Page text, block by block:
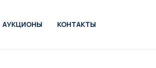
АУКЦИОНЫ КОНТАКТЫ